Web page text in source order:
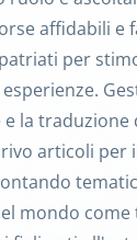
affidabili e
per
la
articoli per
mondo